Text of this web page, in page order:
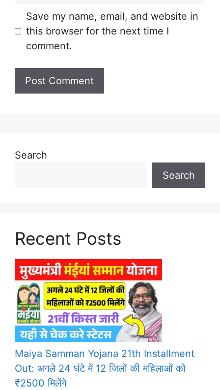
Save my name, email, and website in
this browser for the next time I
comment.
Search
Search
Recent Posts
Maiya Samman Yojana 21th Installment
Out: अगले 24 घंटे में 12 जिलों की महिलाओं को
₹2500 मिलेंगे